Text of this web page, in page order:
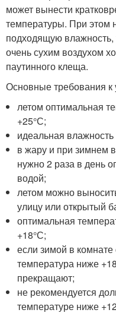
может вынести
температуры. При этом
подходящую влажность,
очень сухим воздухом
паутинного клеща.
Основные требования к
летом оптимальная
+25°С;
идеальная
в жару и при зимнем
нужно 2 раза в день
водой;
летом можно
улицу или открытый
оптимальная
+18°С;
если зимой в комнате
температура ниже
прекращают;
не рекомендуется
температуре ниже